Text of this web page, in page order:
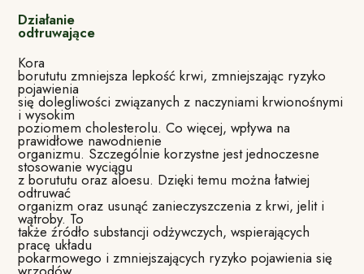
Działanie
odtruwające
Kora
borututu zmniejsza lepkość krwi, zmniejszając ryzyko
pojawienia
się dolegliwości związanych z naczyniami krwionośnymi
i wysokim
poziomem cholesterolu. Co więcej, wpływa na
prawidłowe nawodnienie
organizmu. Szczególnie korzystne jest jednoczesne
stosowanie wyciągu
z borututu oraz aloesu. Dzięki temu można łatwiej
odtruwać
organizm oraz usunąć zanieczyszczenia z krwi, jelit i
wątroby. To
także źródło substancji odżywczych, wspierających
pracę układu
pokarmowego i zmniejszających ryzyko pojawienia się